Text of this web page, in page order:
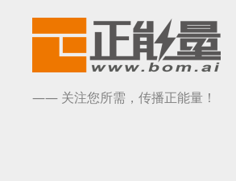
—— 关注您所需，传播正能量！